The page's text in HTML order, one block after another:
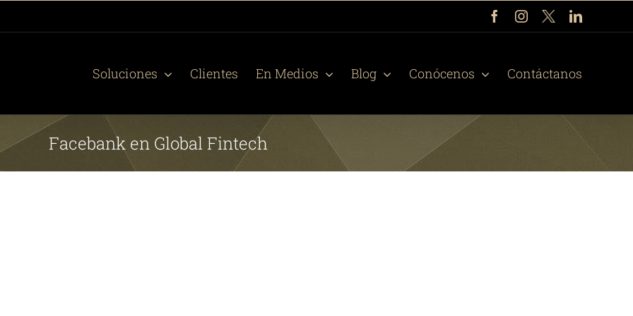
FacebookInstagram
X LinkedIn
Soluciones Clientes En Medios Blog Conócenos Contáctanos
Facebank en Global Fintech